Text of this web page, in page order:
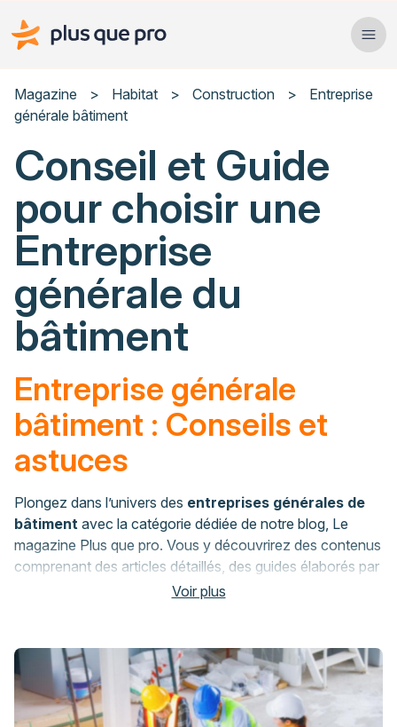
Plus que pro Mag'
Habitat
Services
Actualités
Rechercher un article
Magazine > Habitat > Construction >
Entreprise
générale bâtiment
Conseil et Guide
pour choisir une
Entreprise
générale du
bâtiment
Entreprise générale
bâtiment : Conseils et
astuces
Plongez dans l’univers des entreprises générales de
bâtiment avec la catégorie dédiée de notre blog, Le
magazine Plus que pro. Vous y découvrirez des contenus
comprenant des articles détaillés, des guides élaborés par
des experts, et des conseils exhaustifs. Le blog est une
tant que partenaire de confiance, veille à ce que chaque
article dissémine des connaissances approfondies et
des perspectives industrielles actualisées.
Voir plus